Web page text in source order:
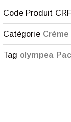
Code Produit
Catégorie
Tag olympea